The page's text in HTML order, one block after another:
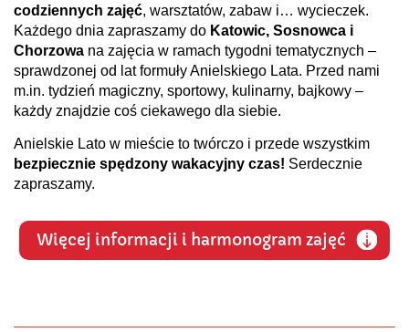
codziennych zajęć, warsztatów, zabaw i… wycieczek.
Każdego dnia zapraszamy do Katowic, Sosnowca i
Chorzowa na zajęcia w ramach tygodni tematycznych –
sprawdzonej od lat formuły Anielskiego Lata. Przed nami
m.in. tydzień magiczny, sportowy, kulinarny, bajkowy –
każdy znajdzie coś ciekawego dla siebie.
Anielskie Lato w mieście to twórczo i przede wszystkim
bezpiecznie spędzony wakacyjny czas! Serdecznie
zapraszamy.
Więcej informacji i harmonogram zajęć